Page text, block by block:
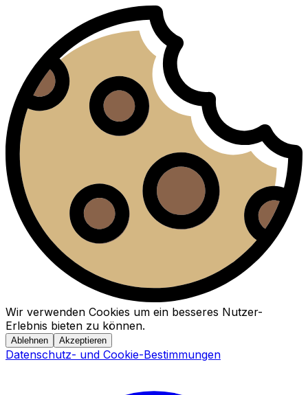
Wir verwenden Cookies um ein besseres Nutzer-
Erlebnis bieten zu können.
Ablehnen Akzeptieren
Datenschutz- und Cookie-Bestimmungen